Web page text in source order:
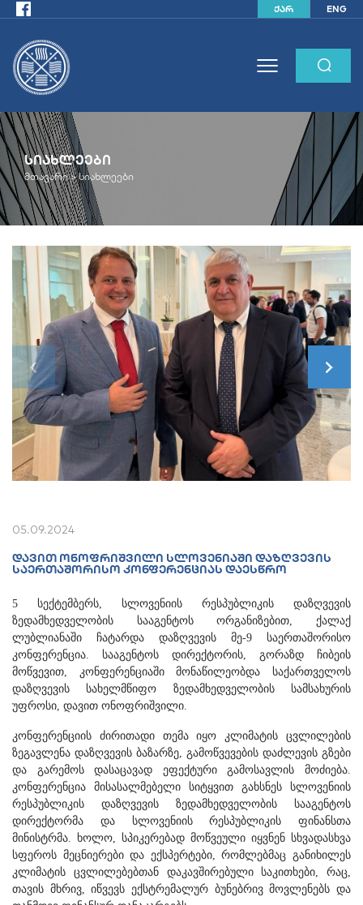
ქარ ENG
ᲡᲘᲐᲮᲚᲔᲔᲑᲘ
მთავარი >სიახლეები
05.09.2024
ᲓᲐᲕᲘᲗ ᲝᲜᲝᲤᲠᲘᲨᲕᲘᲚᲘ ᲡᲚᲝᲕᲔᲜᲘᲐᲨᲘ ᲓᲐᲖᲦᲕᲔᲕᲘᲡ
ᲡᲐᲔᲠᲗᲐᲨᲝᲠᲘᲡᲝ ᲙᲝᲜᲤᲔᲠᲔᲜᲪᲘᲐᲡ ᲓᲐᲔᲡᲬᲠᲝ
5 სექტემბერს, სლოვენიის რესპუბლიკის დაზღვევის
ზედამხედველობის სააგენტოს ორგანიზებით, ქალაქ
ლუბლიანაში ჩატარდა დაზღვევის მე-9 საერთაშორისო
კონფერენცია. სააგენტოს დირექტორის, გორაზდ ჩიბეის
მოწვევით, კონფერენციაში მონაწილეობდა საქართველოს
დაზღვევის სახელმწიფო ზედამხედველობის სამსახურის
უფროსი, დავით ონოფრიშვილი.
კონფერენციის ძირითადი თემა იყო კლიმატის ცვლილების
ზეგავლენა დაზღვევის ბაზარზე, გამოწვევების დაძლევის გზები
და გარემოს დასაცავად ეფექტური გამოსავლის მოძიება.
კონფერენცია მისასალმებელი სიტყვით გახსნეს სლოვენიის
რესპუბლიკის დაზღვევის ზედამხედველობის სააგენტოს
დირექტორმა და სლოვენიის რესპუბლიკის ფინანსთა
მინისტრმა. ხოლო, სპიკერებად მოწვეული იყვნენ სხვადასხვა
სფეროს მეცნიერები და ექსპერტები, რომლებმაც განიხილეს
კლიმატის ცვლილებებთან დაკავშირებული საკითხები, რაც,
თავის მხრივ, იწვევს ექსტრემალურ ბუნებრივ მოვლენებს და